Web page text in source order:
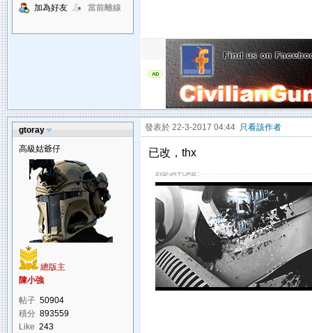
加為好友
當前離線
gtoray
高級姑爺仔
總版主
陳小強
帖子 50904
積分 893559
Like 243
發表於 22-3-2017 04:44 只看該作者
已改，thx